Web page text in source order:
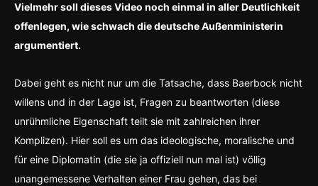
Vielmehr soll dieses Video noch einmal in aller Deutlichkeit
offenlegen, wie schwach die deutsche Außenministerin
argumentiert.
Dabei geht es nicht nur um die Tatsache, dass Baerbock nicht
willens und in der Lage ist, Fragen zu beantworten (diese
unrühmliche Eigenschaft teilt sie mit zahlreichen ihrer
Komplizen). Hier soll es um das ideologische, moralische und
für eine Diplomatin (die sie ja offiziell nun mal ist) völlig
unangemessene Verhalten einer Frau gehen, das bei